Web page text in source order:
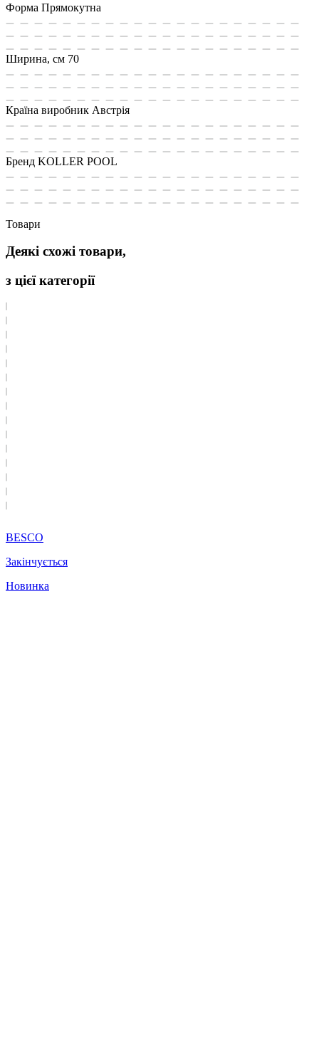
Форма Прямокутна
Ширина, см 70
Країна виробник Австрія
Бренд KOLLER POOL
Товари
Деякі схожі товари,
з цієї категорії
BESCO
Закінчується
Новинка